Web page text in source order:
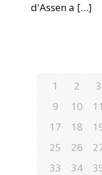
d'Assen a […]
1 2 3
9
10 11
17
18
25
26
33
34